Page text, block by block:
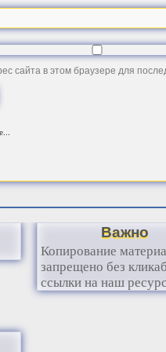
сайта в этом браузере для
Важно
Копирование
запрещено без
ссылки на наш